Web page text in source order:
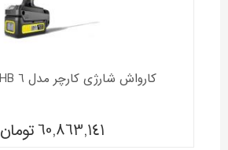
کارواش شارژی کارچر مدل KHB 6 ( کرشر )
60,863,141تومان